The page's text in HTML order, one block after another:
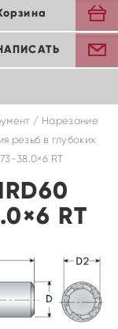
/ Нарезание
резьб в глубоких
38.0×6 RT
RT